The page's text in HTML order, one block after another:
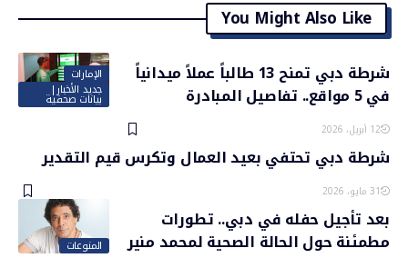
You Might Also Like
الإمارات
جديد الأخبار|
بيانات صحفية
شرطة دبي تمنح 13 طالباً عملاً ميدانياً
في 5 مواقع.. تفاصيل المبادرة
12 أبريل، 2026
شرطة دبي تحتفي بعيد العمال وتكرس قيم التقدير
31 مايو، 2026
المنوعات
بعد تأجيل حفله في دبي.. تطورات
مطمئنة حول الحالة الصحية لمحمد منير